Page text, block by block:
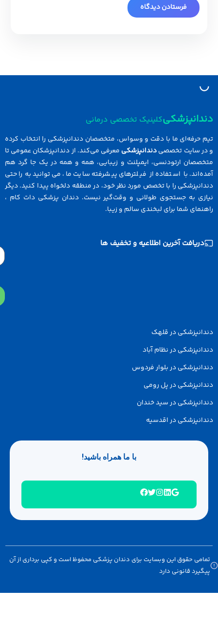
کلینیک تخصصی درمانی
حرفه‌ای ما با دقت و وسواس، متخصصان دندانپزشکی را انتخاب کرده
سایت تخصصیدندانپزشکیمعرفی می‌کند. از دندانپزشکان عمومی تا
ارتودنسی، ایمپلنت و زیبایی، همه و همه در یک جا گرد هم
با استفاده از فیلترهای پیشرفته سایت ما، می‌توانید به راحتی
را با تخصص مورد نظر خود، در منطقه دلخواه پیدا کنید. دیگر
به جستجوی طولانی و وقت‌گیر نیست. دندان پزشکی دات کام ،
شما برای لبخندی سالم و زیبا.
دریافت آخرین اطلاعیه و تخفیف ها
در قلهک
در نظام آباد
در بلوار فردوس
در پل رومی
در سید خندان
در اقدسیه
با ما همراه باشید!
حقوق این وبسایت برای دندان پزشکی محفوظ است و کپی برداری از آن
قانونی دارد